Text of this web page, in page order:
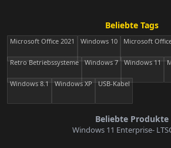
Beliebte Tags
Microsoft Office 2021 Windows 10 Microsoft
Retro Betriebssysteme Windows 7 Windows 11
Windows 8.1 Windows XP USB-Kabel
Beliebte Produkte
Windows 11 Enterprise-